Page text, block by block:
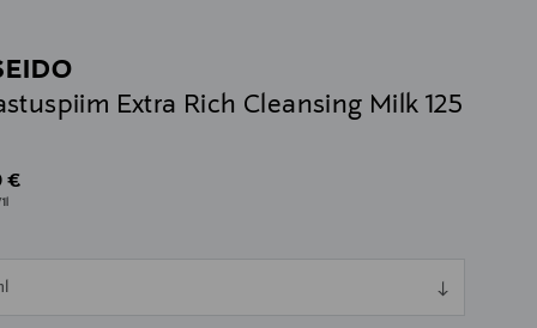
Extra Rich Cleansing Milk 125
Price
€
null